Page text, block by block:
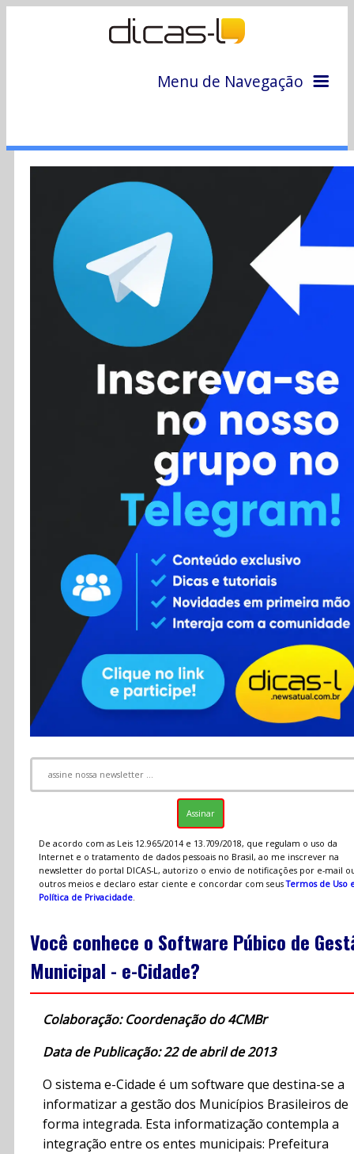
Menu de Navegação
Colunas
Colaboradores
Cursos
Enviar Dica
Contato
RSS
De acordo com as Leis 12.965/2014 e 13.709/2018, que regulam o uso da
Internet e o tratamento de dados pessoais no Brasil, ao me inscrever na
newsletter do portal DICAS-L, autorizo o envio de notificações por e-mail
outros meios e declaro estar ciente e concordar com seusTermos de Uso
Política de Privacidade.
Você conhece o Software Púbico de
Municipal - e-Cidade?
Colaboração: Coordenação do 4CMBr
Data de Publicação: 22 de abril de 2013
O sistema e-Cidade é um software que destina-se a
informatizar a gestão dos Municípios Brasileiros de
forma integrada. Esta informatização contempla a
integração entre os entes municipais: Prefeitura